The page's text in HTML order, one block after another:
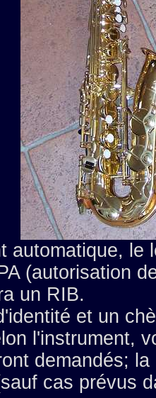
automatique, le
(autorisation
un RIB.
et un
l'instrument,
demandés;
cas prévus